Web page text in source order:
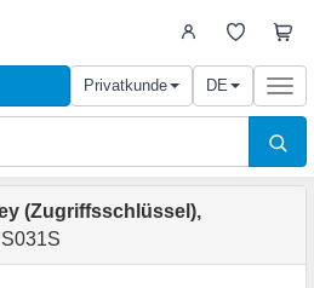
Privatkunde DE
(Zugriffsschlüssel),